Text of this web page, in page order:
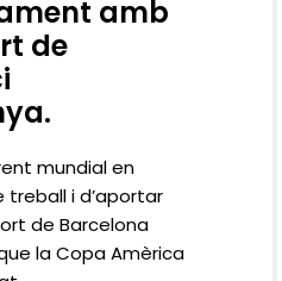
amb
de
mundial en
i d’aportar
de Barcelona
la Copa Amèrica